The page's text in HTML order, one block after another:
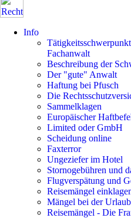
Info
Fachanwalt
Beschreibung der
Der "gute" Anwalt
Haftung bei Pfusch
Die
Sammelklagen
Europäischer
Limited oder GmbH
Scheidung online
Faxterror
Ungeziefer im Hotel
Stornogebühren und
Flugverspätung und
Reisemängel
Mängel bei der
Reisemängel - Die